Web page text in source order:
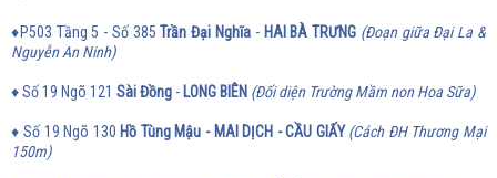
♦P503 Tầng 5 - Số 385Trần Đại Nghĩa - HAI BÀ TRƯNG (Đoạn giữa Đại La &
Nguyễn An Ninh)
♦ Số 19 Ngõ 121 Sài Đồng - LONG BIÊN (Đối diện Trường Mầm non Hoa Sữa)
♦ Số 19 Ngõ 130 Hồ Tùng Mậu - MAI DỊCH - CẦU GIẤY (Cách ĐH Thương Mại
150m)